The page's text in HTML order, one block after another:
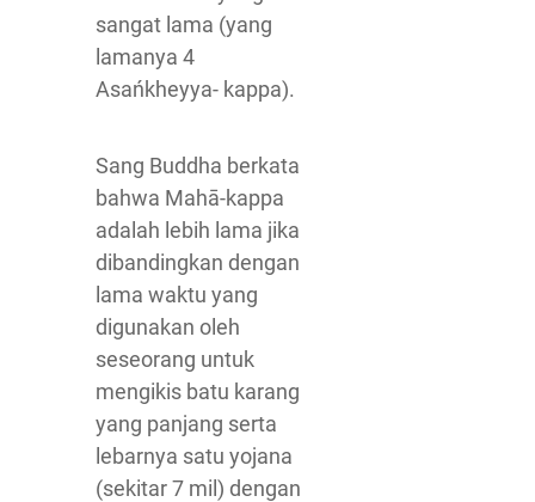
sangat lama (yang
lamanya 4
Asańkheyya- kappa).
Sang Buddha berkata
bahwa Mahā-kappa
adalah lebih lama jika
dibandingkan dengan
lama waktu yang
digunakan oleh
seseorang untuk
mengikis batu karang
yang panjang serta
lebarnya satu yojana
(sekitar 7 mil) dengan